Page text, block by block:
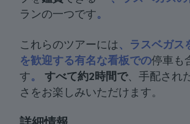
ランの一つです。
これらのツアーには、ラスベガス
を歓迎する有名な看板での停車も
す。 すべて約2時間で、手配され
さをお楽しみいただけます。